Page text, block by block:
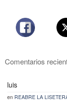
Comentarios
luis
en REABRE LA